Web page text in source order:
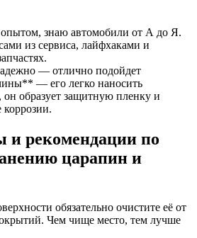
знаю автомобили от А до Я.
из сервиса, лайфхаками и
— отлично подойдет
— его легко наносить
он образует защитную пленку и
коррозии.
и рекомендации по
царапин и
обязательно очистите её от
Чем чище место, тем лучше